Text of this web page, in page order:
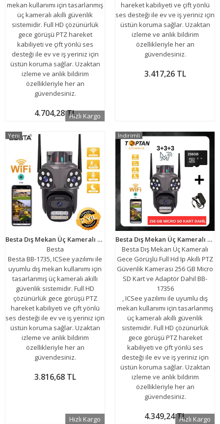
mekan kullanımı için tasarlanmış
üç kameralı akıllı güvenlik
sistemidir. Full HD çözünürlük
gece görüşü PTZ hareket
kabiliyeti ve çift yönlü ses
desteği ile ev ve iş yeriniz için
üstün koruma sağlar. Uzaktan
izleme ve anlık bildirim
özellikleriyle her an
güvendesiniz.
4.704,28 TLHızlı Kargo
hareket kabiliyeti ve çift yönlü
ses desteği ile ev ve iş yeriniz için
üstün koruma sağlar. Uzaktan
izleme ve anlık bildirim
özellikleriyle her an
güvendesiniz.
3.417,26 TL
Besta Dış Mekan Üç Kameralı Gece Görüşlü Full Hd Ip Akıllı Güvenlik Kamerası PTZ GÜVENLİK KAMERASI BB-1735
Besta
Besta BB-1735, ICSee yazılımı ile
uyumlu dış mekan kullanımı için
tasarlanmış üç kameralı akıllı
güvenlik sistemidir. Full HD
çözünürlük gece görüşü PTZ
hareket kabiliyeti ve çift yönlü
ses desteği ile ev ve iş yeriniz için
üstün koruma sağlar. Uzaktan
izleme ve anlık bildirim
özellikleriyle her an
güvendesiniz.
3.816,68 TL
Yeni
Hızlı Kargo
Besta Dış Mekan Üç Kameralı Gece Görüşlü Full Hd Ip Akıllı PTZ Güvenlik Kamerası 256 GB Micro SD Kart ve Adaptör Dahil BB-17356
Besta Dış Mekan Üç Kameralı
Gece Görüşlü Full Hd Ip Akıllı PTZ
Güvenlik Kamerası 256 GB Micro
SD Kart ve Adaptör Dahil BB-
17356
, ICSee yazılımı ile uyumlu dış
mekan kullanımı için tasarlanmış
üç kameralı akıllı güvenlik
sistemidir. Full HD çözünürlük
gece görüşü PTZ hareket
kabiliyeti ve çift yönlü ses
desteği ile ev ve iş yeriniz için
üstün koruma sağlar. Uzaktan
izleme ve anlık bildirim
özellikleriyle her an
güvendesiniz.
4.349,24 TL
İndirimli
Hızlı Kargo